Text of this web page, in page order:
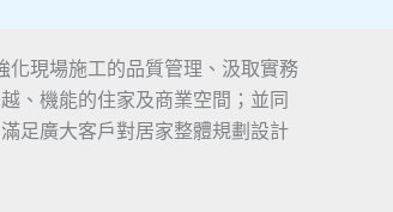
化現場施工的品質管理、汲取實務
、機能的住家及商業空間；並同
足廣大客戶對居家整體規劃設計